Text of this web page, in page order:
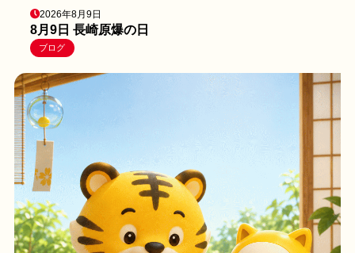
2026年8月9日
8月9日 長崎原爆の日
ブログ